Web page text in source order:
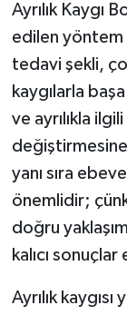
Ayrılık Kaygı
edilen yöntem
tedavi şekli,
kaygılarla
ve ayrılıkla
yanı sıra
önemlidir;
doğru
kalıcı
Ayrılık